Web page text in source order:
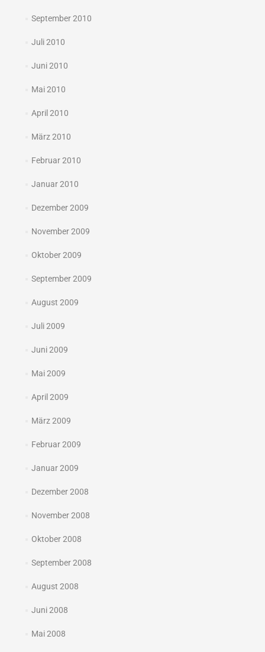
September 2010
Juli 2010
Juni 2010
Mai 2010
April 2010
März 2010
Februar 2010
Januar 2010
Dezember 2009
November 2009
Oktober 2009
September 2009
August 2009
Juli 2009
Juni 2009
Mai 2009
April 2009
März 2009
Februar 2009
Januar 2009
Dezember 2008
November 2008
Oktober 2008
September 2008
August 2008
Juni 2008
Mai 2008